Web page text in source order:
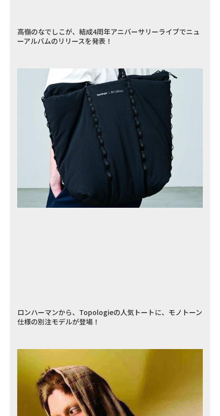
高嶺のなでしこが、結成4周年アニバーサリーライブでニュ
ーアルバムのリリースを発表！
ロンハーマンから、Topologieの人気トートに、モノトーン
仕様の別注モデルが登場！